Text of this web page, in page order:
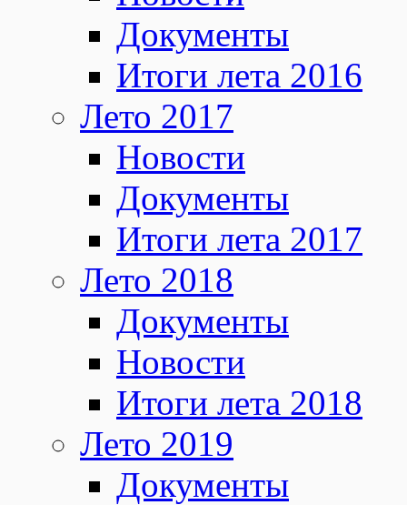
Документы
Итоги лета 2016
Лето 2017
Новости
Документы
Итоги лета 2017
Лето 2018
Документы
Новости
Итоги лета 2018
Лето 2019
Документы